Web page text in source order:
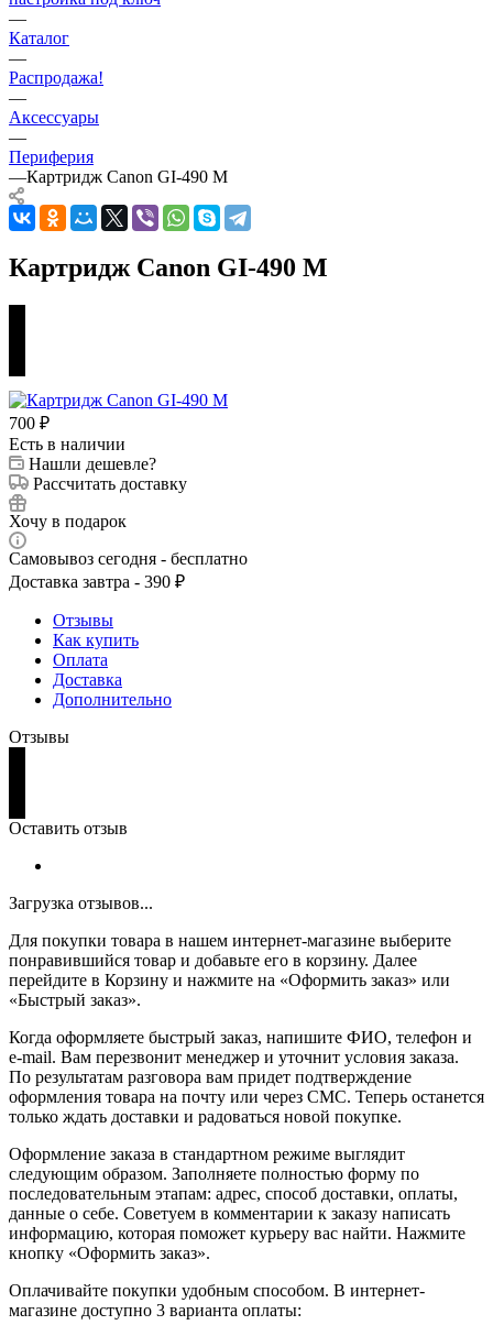
—
Каталог
—
Распродажа!
—
Аксессуары
—
Периферия
—Картридж Canon GI-490 M
Картридж Canon GI-490 M
700 ₽
Есть в наличии
Нашли дешевле?
Рассчитать доставку
Хочу в подарок
Самовывоз сегодня - бесплатно
Доставка завтра - 390 ₽
Отзывы
Как купить
Оплата
Доставка
Дополнительно
Отзывы
Оставить отзыв
Загрузка отзывов...
Для покупки товара в нашем интернет-магазине выберите
понравившийся товар и добавьте его в корзину. Далее
перейдите в Корзину и нажмите на «Оформить заказ» или
«Быстрый заказ».
Когда оформляете быстрый заказ, напишите ФИО, телефон и
e-mail. Вам перезвонит менеджер и уточнит условия заказа.
По результатам разговора вам придет подтверждение
оформления товара на почту или через СМС. Теперь останется
только ждать доставки и радоваться новой покупке.
Оформление заказа в стандартном режиме выглядит
следующим образом. Заполняете полностью форму по
последовательным этапам: адрес, способ доставки, оплаты,
данные о себе. Советуем в комментарии к заказу написать
информацию, которая поможет курьеру вас найти. Нажмите
кнопку «Оформить заказ».
Оплачивайте покупки удобным способом. В интернет-
магазине доступно 3 варианта оплаты: